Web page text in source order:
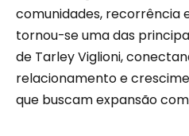
comunidades, recorrência
tornou-se uma das
de Tarley Viglioni,
relacionamento e
que buscam expansão